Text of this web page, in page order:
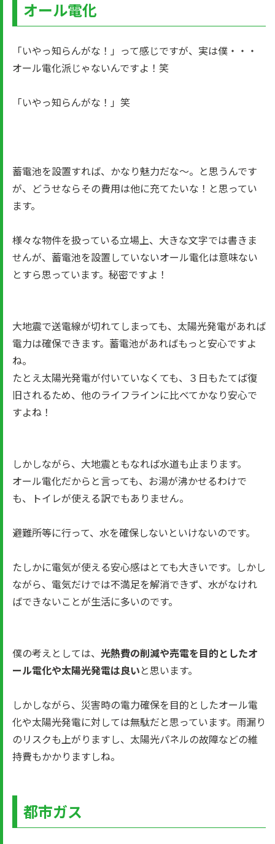
オール電化
「いやっ知らんがな！」って感じですが、実は僕・・・
オール電化派じゃないんですよ！笑
「いやっ知らんがな！」笑
蓄電池を設置すれば、かなり魅力だな～。と思うんです
が、どうせならその費用は他に充てたいな！と思ってい
ます。
様々な物件を扱っている立場上、大きな文字では書きま
せんが、蓄電池を設置していないオール電化は意味ない
とすら思っています。秘密ですよ！
大地震で送電線が切れてしまっても、太陽光発電があれば
電力は確保できます。蓄電池があればもっと安心ですよ
ね。
たとえ太陽光発電が付いていなくても、３日もたてば復
旧されるため、他のライフラインに比べてかなり安心で
すよね！
しかしながら、大地震ともなれば水道も止まります。
オール電化だからと言っても、お湯が沸かせるわけで
も、トイレが使える訳でもありません。
避難所等に行って、水を確保しないといけないのです。
たしかに電気が使える安心感はとても大きいです。しかし
ながら、電気だけでは不満足を解消できず、水がなけれ
ばできないことが生活に多いのです。
僕の考えとしては、 光熱費の削減や売電を目的としたオ
ール電化や太陽光発電は良いと思います。
しかしながら、災害時の電力確保を目的としたオール電
化や太陽光発電に対しては無駄だと思っています。雨漏り
のリスクも上がりますし、太陽光パネルの故障などの維
持費もかかりますしね。
都市ガス